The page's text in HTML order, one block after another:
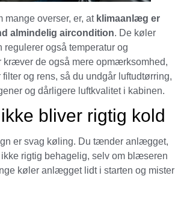
mange overser, er, at klimaanlæg er
almindelig aircondition. De køler
regulerer også temperatur og
kræver de også mere opmærksomhed,
og rens, så du undgår luftudtørring,
og dårligere luftkvalitet i kabinen.
bliver rigtig kold
er svag køling. Du tænder anlægget,
rigtig behagelig, selv om blæseren
køler anlægget lidt i starten og mister